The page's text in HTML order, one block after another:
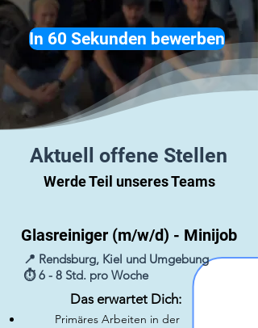
In 60 Sekunden bewerben
Aktuell offene Stellen
Werde Teil unseres Teams
Glasreiniger (m/w/d) - Minijob
📍 Rendsburg, Kiel und Umgebung
⏱️ 6 - 8 Std. pro Woche
Primäres Arbeiten in der
Das erwartet Dich: